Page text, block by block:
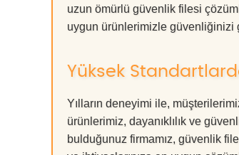
uzun ömürlü güvenlik filesi
uygun ürünlerimizle güvenliğinizi
Yüksek
Yılların deneyimi ile,
ürünlerimiz, dayanıklılık ve
bulduğunuz firmamız, güvenlik